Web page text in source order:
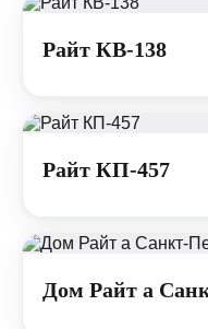
Райт КВ-138
Райт КП-457
Дом Райт а